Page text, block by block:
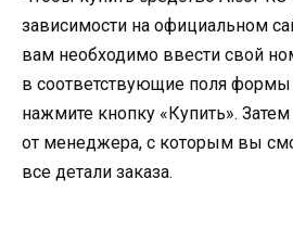
зависимости на официальном
вам необходимо ввести свой
в соответствующие поля формы
нажмите кнопку «Купить».
от менеджера, с которым вы
все детали заказа.